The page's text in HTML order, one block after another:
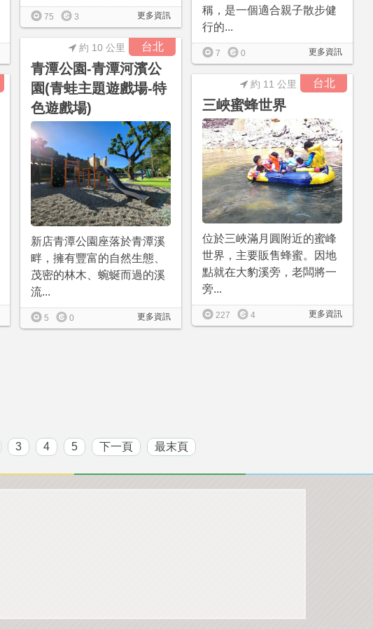
更多資訊
75 3
稱，是一個適合親子散步健
行的...
更多資訊
7 0
台北
約 10 公里
青潭公園-青潭河濱公
園(青蛙主題遊戲場-特
色遊戲場)
新店青潭公園座落於青潭溪
畔，擁有豐富的自然生態、
茂密的林木、蜿蜒而過的溪
流...
更多資訊
5 0
台北
約 11 公里
三峽蜜蜂世界
位於三峽滿月圓附近的蜜峰
世界，主要販售蜂蜜。因地
點就在大豹溪旁，老闆將一
旁...
更多資訊
227 4
3 4 5 下一頁 最末頁